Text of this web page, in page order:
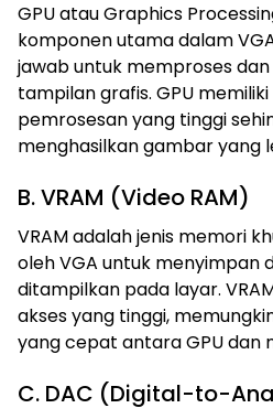
GPU atau Graphics
komponen utama dalam
jawab untuk memproses
tampilan grafis. GPU
pemrosesan yang tinggi
menghasilkan gambar yang
B. VRAM (Video RAM)
VRAM adalah jenis memori
oleh VGA untuk menyimpan
ditampilkan pada layar.
akses yang tinggi,
yang cepat antara GPU dan
C. DAC (Digital-to-